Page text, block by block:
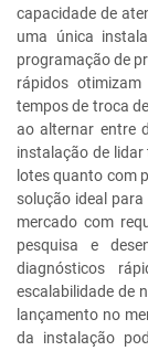
capacidade de
uma única
programação de
rápidos
tempos de troca
ao alternar entre
instalação de
lotes quanto com
solução ideal
mercado com
pesquisa e
diagnósticos
escalabilidade de
lançamento no
da instalação